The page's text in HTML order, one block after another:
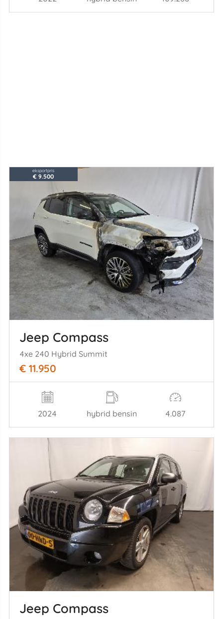
eksportpris
€ 9.500
Jeep Compass
4xe 240 Hybrid Summit
€ 11.950
2024 hybrid bensin 4.087
Jeep Compass